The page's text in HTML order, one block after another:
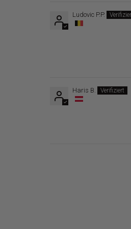
Ludovic P.P.
Haris B.